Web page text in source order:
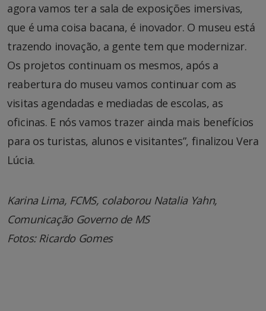
agora vamos ter a sala de exposições imersivas,
que é uma coisa bacana, é inovador. O museu está
trazendo inovação, a gente tem que modernizar.
Os projetos continuam os mesmos, após a
reabertura do museu vamos continuar com as
visitas agendadas e mediadas de escolas, as
oficinas. E nós vamos trazer ainda mais benefícios
para os turistas, alunos e visitantes”, finalizou Vera
Lúcia.
Karina Lima, FCMS, colaborou Natalia Yahn,
Comunicação Governo de MS
Fotos: Ricardo Gomes